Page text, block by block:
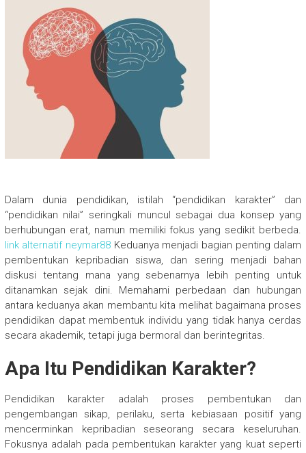
Dalam dunia pendidikan, istilah “pendidikan karakter” dan
“pendidikan nilai” seringkali muncul sebagai dua konsep yang
berhubungan erat, namun memiliki fokus yang sedikit berbeda.
link alternatif neymar88 Keduanya menjadi bagian penting dalam
pembentukan kepribadian siswa, dan sering menjadi bahan
diskusi tentang mana yang sebenarnya lebih penting untuk
ditanamkan sejak dini. Memahami perbedaan dan hubungan
antara keduanya akan membantu kita melihat bagaimana proses
pendidikan dapat membentuk individu yang tidak hanya cerdas
secara akademik, tetapi juga bermoral dan berintegritas.
Apa Itu Pendidikan Karakter?
Pendidikan karakter adalah proses pembentukan dan
pengembangan sikap, perilaku, serta kebiasaan positif yang
mencerminkan kepribadian seseorang secara keseluruhan.
Fokusnya adalah pada pembentukan karakter yang kuat seperti